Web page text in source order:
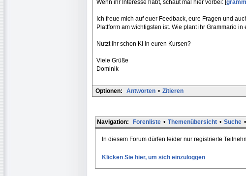
Wenn ihr Interesse habt, schaut mal hier vorbei: [
Ich freue mich auf euer Feedback, eure Fragen und
Plattform am wichtigsten ist. Wie plant ihr Grammario
Nutzt ihr schon KI in euren Kursen?
Viele Grüße
Dominik
Optionen: Antworten • Zitieren
Navigation: Forenliste • Themenübersicht • Suche •
In diesem Forum dürfen leider nur registrierte
Klicken Sie hier, um sich einzuloggen